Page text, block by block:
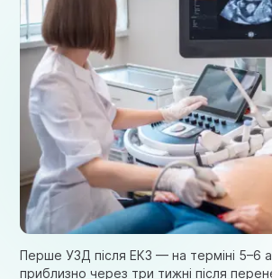
Перше УЗД після ЕКЗ — на терміні 5–6
приблизно через три тижні після